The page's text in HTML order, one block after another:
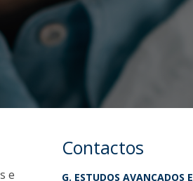
e
Contactos
G. ESTUDOS AVANÇADOS E